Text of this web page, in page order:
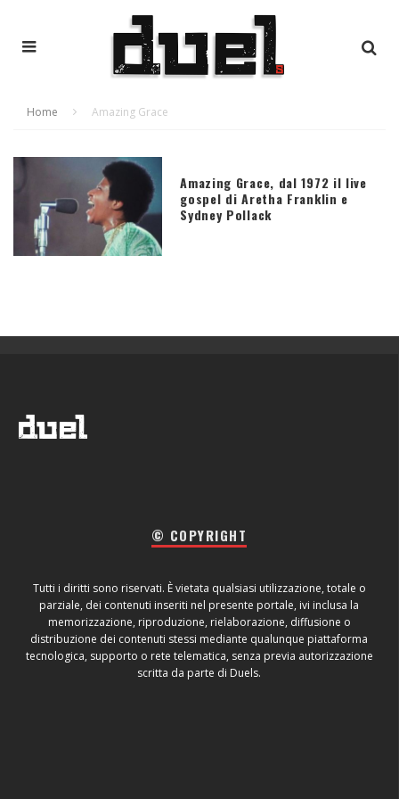
Home Amazing Grace
Amazing Grace, dal 1972 il live
gospel di Aretha Franklin e
Sydney Pollack
© COPYRIGHT
Tutti i diritti sono riservati. È vietata qualsiasi utilizzazione, totale o
parziale, dei contenuti inseriti nel presente portale, ivi inclusa la
memorizzazione, riproduzione, rielaborazione, diffusione o
distribuzione dei contenuti stessi mediante qualunque piattaforma
tecnologica, supporto o rete telematica, senza previa autorizzazione
scritta da parte di Duels.